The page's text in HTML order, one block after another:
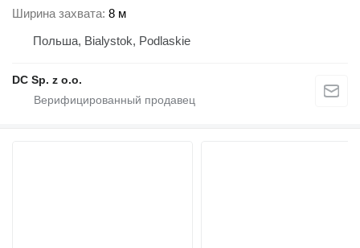
Ширина захвата 8 м
Польша, Bialystok, Podlaskie
DC Sp. z o.o.